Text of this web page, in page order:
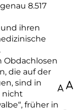
8.517
ihren
Obdachlosen
die auf der
sind in
nicht
früher in